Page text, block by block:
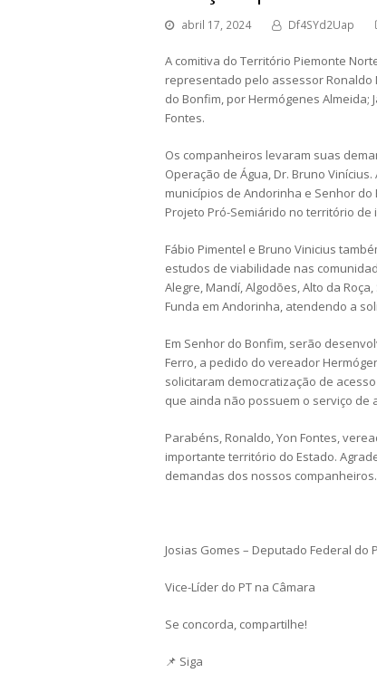
abril 17, 2024 Df4SYd2Uap
A comitiva do Território Piemonte
representado pelo assessor Ronaldo
do Bonfim, por Hermógenes Almeida;
Fontes.
Os companheiros levaram suas
Operação de Água, Dr. Bruno
municípios de Andorinha e Senhor
Projeto Pró-Semiárido no território
Fábio Pimentel e Bruno Vinicius
estudos de viabilidade nas
Alegre, Mandí, Algodões, Alto da
Funda em Andorinha, atendendo a
Em Senhor do Bonfim, serão
Ferro, a pedido do vereador
solicitaram democratização de
que ainda não possuem o serviço de
Parabéns, Ronaldo, Yon Fontes,
importante território do Estado.
demandas dos nossos companheiros.
Josias Gomes – Deputado Federal do
Vice-Líder do PT na Câmara
Se concorda, compartilhe!
📌 Siga